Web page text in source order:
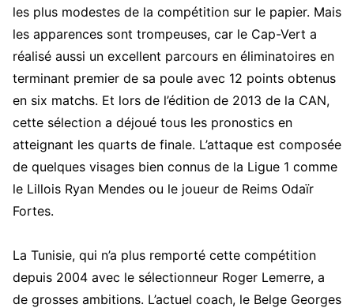
les plus modestes de la compétition sur le papier. Mais
les apparences sont trompeuses, car le Cap-Vert a
réalisé aussi un excellent parcours en éliminatoires en
terminant premier de sa poule avec 12 points obtenus
en six matchs. Et lors de l’édition de 2013 de la CAN,
cette sélection a déjoué tous les pronostics en
atteignant les quarts de finale. L’attaque est composée
de quelques visages bien connus de la Ligue 1 comme
le Lillois Ryan Mendes ou le joueur de Reims Odaïr
Fortes.
La Tunisie, qui n’a plus remporté cette compétition
depuis 2004 avec le sélectionneur Roger Lemerre, a
de grosses ambitions. L’actuel coach, le Belge Georges